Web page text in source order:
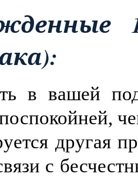
в вашей
другая
с